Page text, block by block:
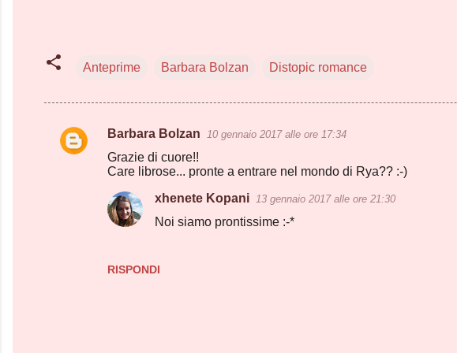
Anteprime Barbara Bolzan Distopic romance
C
Barbara Bolzan 10 gennaio 2017 alle ore 17:34
Grazie di cuore!!
Care librose... pronte a entrare nel mondo di Rya?? :-)
RISPONDI
xhenete Kopani 13 gennaio 2017 alle ore 21:30
Noi siamo prontissime :-*